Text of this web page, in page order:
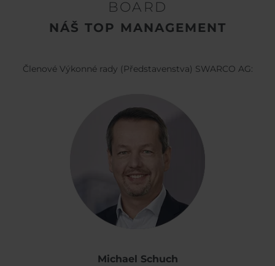
BOARD
NÁŠ TOP MANAGEMENT
Členové Výkonné rady (Představenstva) SWARCO AG:
Michael Schuch